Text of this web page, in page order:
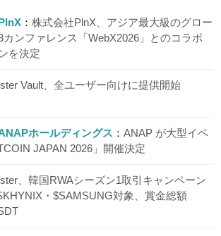
株式会社PlnX、アジア最大級のグロー
カンファレンス「WebX2026」とのコラボ
を決定
Vault、全ユーザー向けに提供開始
ホールディングス
ANAP が大型イベ
JAPAN 2026」開催決定
、韓国RWAシーズン1取引キャンペーン
・$SAMSUNG対象、賞金総額